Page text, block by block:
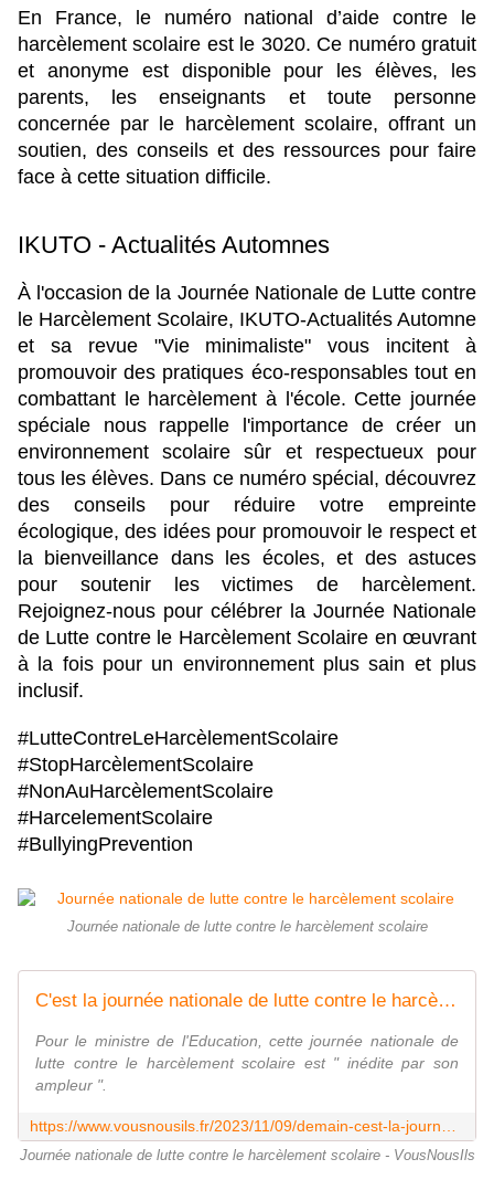
En France, le numéro national d’aide contre le
harcèlement scolaire est le 3020. Ce numéro gratuit
et anonyme est disponible pour les élèves, les
parents, les enseignants et toute personne
concernée par le harcèlement scolaire, offrant un
soutien, des conseils et des ressources pour faire
face à cette situation difficile.
IKUTO - Actualités Automnes
À l'occasion de la Journée Nationale de Lutte contre
le Harcèlement Scolaire, IKUTO-Actualités Automne
et sa revue "Vie minimaliste" vous incitent à
promouvoir des pratiques éco-responsables tout en
combattant le harcèlement à l'école. Cette journée
spéciale nous rappelle l'importance de créer un
environnement scolaire sûr et respectueux pour
tous les élèves. Dans ce numéro spécial, découvrez
des conseils pour réduire votre empreinte
écologique, des idées pour promouvoir le respect et
la bienveillance dans les écoles, et des astuces
pour soutenir les victimes de harcèlement.
Rejoignez-nous pour célébrer la Journée Nationale
de Lutte contre le Harcèlement Scolaire en œuvrant
à la fois pour un environnement plus sain et plus
inclusif.
#LutteContreLeHarcèlementScolaire
#StopHarcèlementScolaire
#NonAuHarcèlementScolaire
#HarcelementScolaire
#BullyingPrevention
Journée nationale de lutte contre le harcèlement scolaire
C'est la journée nationale de lutte contre le harcèlement scolaire - VousNousIls
Pour le ministre de l'Education, cette journée nationale de
lutte contre le harcèlement scolaire est " inédite par son
ampleur ".
https://www.vousnousils.fr/2023/11/09/demain-cest-la-journee-nationale-de-lutte-contre-le-harcelement-scolaire-679816
Journée nationale de lutte contre le harcèlement scolaire - VousNousIls